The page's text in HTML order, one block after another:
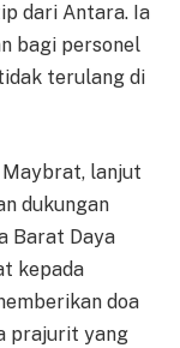
dari Antara. Ia
bagi personel
terulang di
lanjut
dukungan
Barat Daya
kepada
doa
prajurit yang